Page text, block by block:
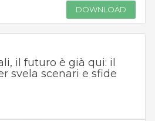
DOWNLOAD
il futuro è già qui: il
svela scenari e sfide